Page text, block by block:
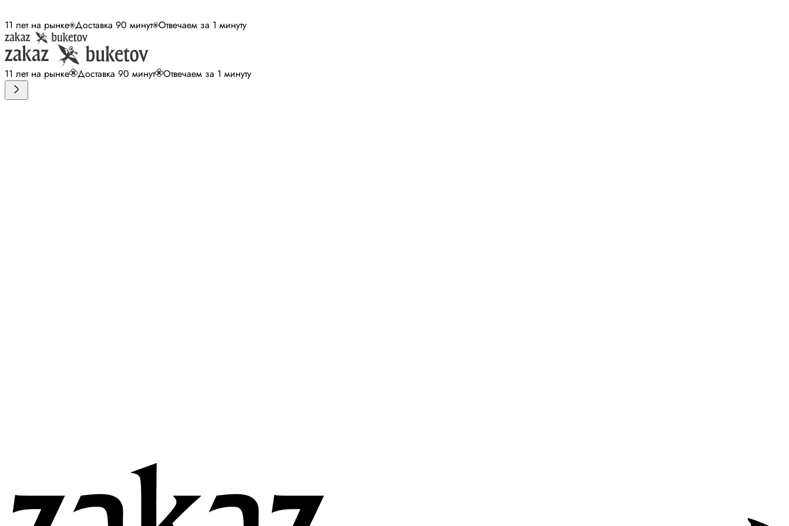
11 лет на рынке Доставка 90 минут Отвечаем за 1 минуту
11 лет на рынке Доставка 90 минут Отвечаем за 1 минуту